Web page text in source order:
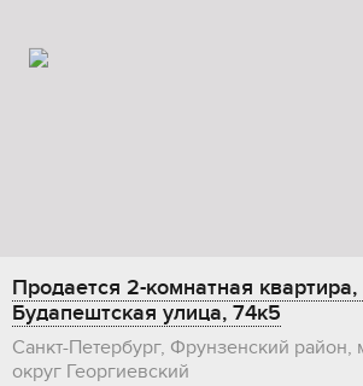
Продается 2-комнатная
Будапештская улица, 74к5
Санкт-Петербург, Фрунзенский район,
округ Георгиевский